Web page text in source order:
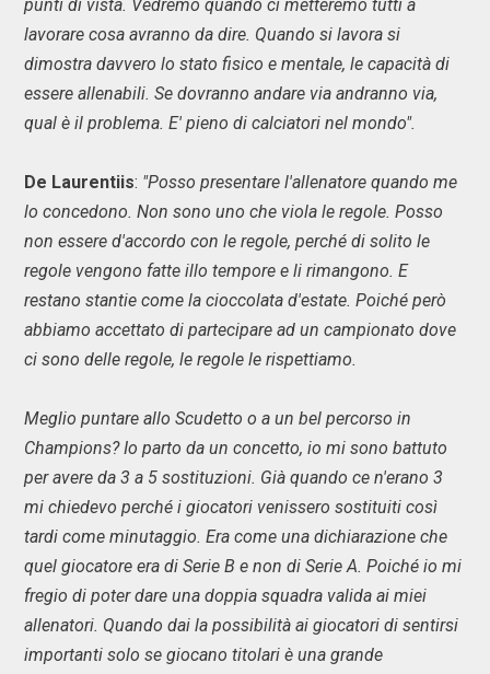
punti di vista. Vedremo quando ci metteremo tutti a
lavorare cosa avranno da dire. Quando si lavora si
dimostra davvero lo stato fisico e mentale, le capacità di
essere allenabili. Se dovranno andare via andranno via,
qual è il problema. E' pieno di calciatori nel mondo".
De Laurentiis: "Posso presentare l'allenatore quando me
lo concedono. Non sono uno che viola le regole. Posso
non essere d'accordo con le regole, perché di solito le
regole vengono fatte illo tempore e li rimangono. E
restano stantie come la cioccolata d'estate. Poiché però
abbiamo accettato di partecipare ad un campionato dove
ci sono delle regole, le regole le rispettiamo.
Meglio puntare allo Scudetto o a un bel percorso in
Champions? Io parto da un concetto, io mi sono battuto
per avere da 3 a 5 sostituzioni. Già quando ce n'erano 3
mi chiedevo perché i giocatori venissero sostituiti così
tardi come minutaggio. Era come una dichiarazione che
quel giocatore era di Serie B e non di Serie A. Poiché io mi
fregio di poter dare una doppia squadra valida ai miei
allenatori. Quando dai la possibilità ai giocatori di sentirsi
importanti solo se giocano titolari è una grande